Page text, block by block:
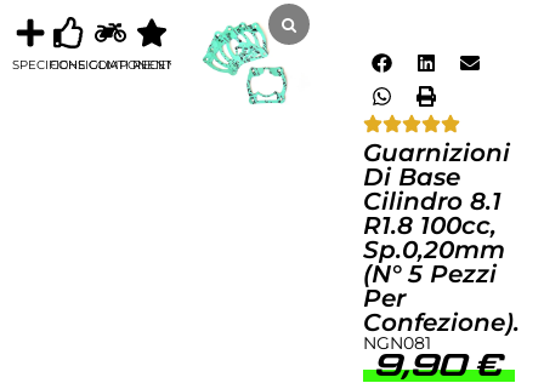
SPECIFICHECONSIGLIATICOMPONENTIRECENSIONI
Guarnizioni
Di Base
Cilindro 8.1
R1.8 100cc,
Sp.0,20mm
(n° 5 Pezzi
Per
Confezione).
NGN081
9,90€